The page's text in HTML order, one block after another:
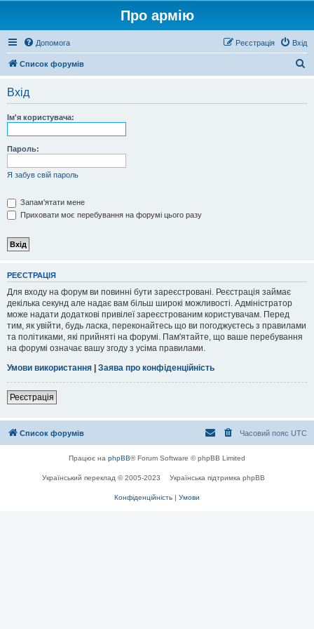
Про армію
Допомога Вхід
Реєстрація
Список форумів
Вхід
Ім'я користувача:
Пароль:
Я забув свій пароль
Запам'ятати мене
Приховати моє перебування на форумі цього разу
РЕЄСТРАЦІЯ
Для входу на форум ви повинні бути зареєстровані. Реєстрація займає
декілька секунд але надає вам більш широкі можливості. Адміністратор
може надати додаткові привілеї зареєстрованим користувачам. Перед
тим, як увійти, будь ласка, переконайтесь що ви погоджуєтесь з правилами
та політиками, які прийняті на форумі. Пам'ятайте, що ваше перебування
на форумі означає вашу згоду з усіма правилами.
Умови використання | Заява про конфіденційність
Реєстрація
Список форумів Часовий пояс UTC
Працює на phpBB® Forum Software © phpBB Limited
Український переклад © 2005-2023 Українська підтримка phpBB
Конфіденційність | Умови